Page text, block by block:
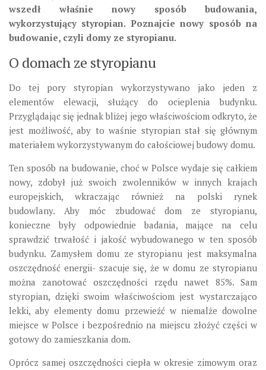
wszedł właśnie nowy sposób budowania,
wykorzystujący styropian. Poznajcie nowy sposób na
budowanie, czyli domy ze styropianu.
O domach ze styropianu
Do tej pory styropian wykorzystywano jako jeden z
elementów elewacji, służący do ocieplenia budynku.
Przyglądając się jednak bliżej jego właściwościom odkryto, że
jest możliwość, aby to waśnie styropian stał się głównym
materiałem wykorzystywanym do całościowej budowy domu.
Ten sposób na budowanie, choć w Polsce wydaje się całkiem
nowy, zdobył już swoich zwolenników w innych krajach
europejskich, wkraczając również na polski rynek
budowlany. Aby móc zbudować dom ze styropianu,
konieczne były odpowiednie badania, mające na celu
sprawdzić trwałość i jakość wybudowanego w ten sposób
budynku. Zamysłem domu ze styropianu jest maksymalna
oszczędność energii- szacuje się, że w domu ze styropianu
można zanotować oszczędności rzędu nawet 85%. Sam
styropian, dzięki swoim właściwościom jest wystarczająco
lekki, aby elementy domu przewieźć w niemalże dowolne
miejsce w Polsce i bezpośrednio na miejscu złożyć części w
gotowy do zamieszkania dom.
Oprócz samej oszczędności ciepła w okresie zimowym oraz